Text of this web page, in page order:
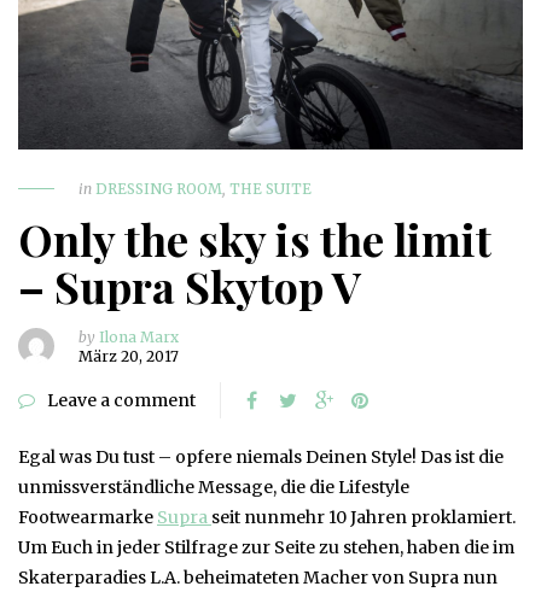
in DRESSING ROOM THE SUITE
Only the sky is the limit
– Supra Skytop V
by Ilona Marx
März 20, 2017
Leave a comment
Egal was Du tust – opfere niemals Deinen Style! Das ist die
unmissverständliche Message, die die Lifestyle
Footwearmarke Supra seit nunmehr 10 Jahren proklamiert.
Um Euch in jeder Stilfrage zur Seite zu stehen, haben die im
Skaterparadies L.A. beheimateten Macher von Supra nun